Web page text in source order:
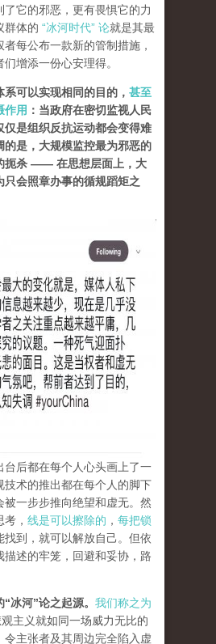
了它的邪恶，更有畏惧它的力
群体的 “冰河时代” 论就是其最
每公布一款新的管制措施，
增添一份心安理得。
可以实现相同的目的， 甚至
作用 ：当政府在密切监视人民
仅是组织反抗运动都会变得难
的是，大规模监控最为邪恶的
扼杀 —— 在思想层面上，大
只会照章办事的循规蹈矩之
台后都在每个人心头画上了一
技术的推出都在每个人的脚下
被一步步推向绝望和虚无。然
， 线是可以擦除的 ， 每把锁
找到，就可以解放自己。但依
描述的牢笼，回避和妥协，路
“冰河”论之起源。 我们称之为
观主义就如同一场威力无比的
令主张者及其周边完全陷入虚